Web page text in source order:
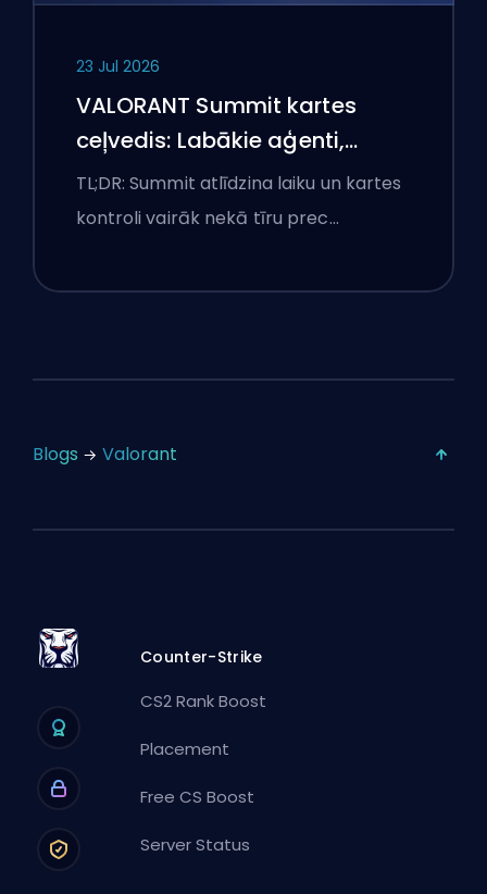
23 Jul 2026
VALORANT Summit kartes
ceļvedis: Labākie aģenti,
izsaukumi un dūmi
TL;DR: Summit atlīdzina laiku un kartes
kontroli vairāk nekā tīru prec…
Blogs Valorant
Counter-Strike
CS2 Rank Boost
Placement
Free CS Boost
Server Status